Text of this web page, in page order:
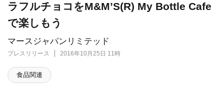
マースジャパンリミテッド
プレスリリース 2016年10月25日 11時
ラフルチョコをM&M’S(R) My Bottle Cafe
で楽しもう
食品関連